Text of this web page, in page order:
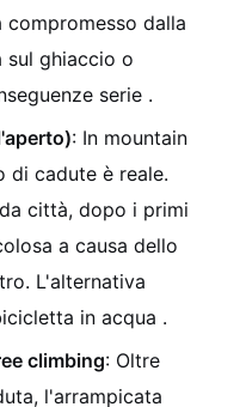
dalla
sul ghiaccio o
serie .
: In mountain
di cadute è reale.
città, dopo i primi
a causa dello
L'alternativa
in acqua .
climbing: Oltre
l'arrampicata